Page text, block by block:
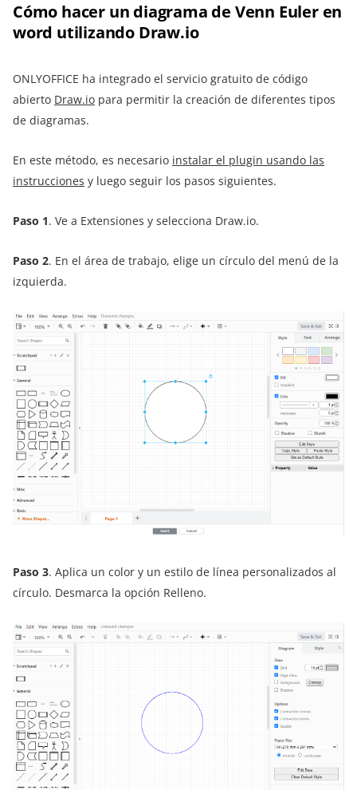
Cómo hacer un diagrama de Venn Euler en
word utilizando Draw.io
ONLYOFFICE ha integrado el servicio gratuito de código
abierto Draw.io para permitir la creación de diferentes tipos
de diagramas.
En este método, es necesario instalar el plugin usando las
instrucciones y luego seguir los pasos siguientes.
Paso 1. Ve a Extensiones y selecciona Draw.io.
Paso 2. En el área de trabajo, elige un círculo del menú de la
izquierda.
Paso 3. Aplica un color y un estilo de línea personalizados al
círculo. Desmarca la opción Relleno.